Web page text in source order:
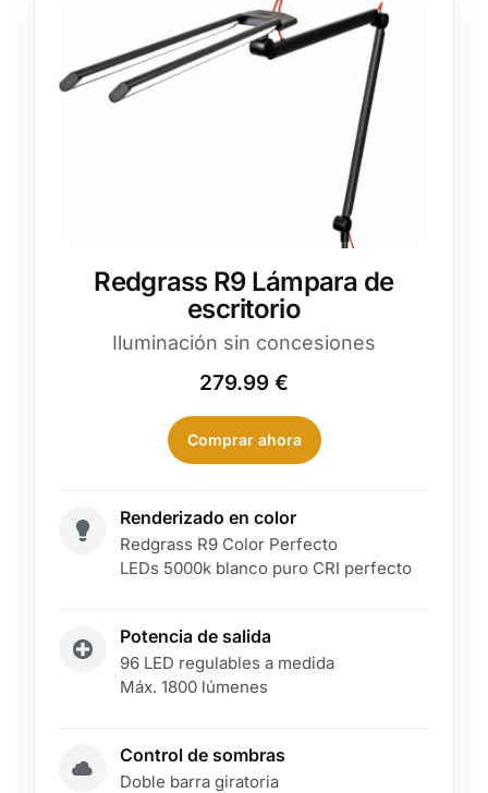
Redgrass R9 Lámpara de
escritorio
Iluminación sin concesiones
279.99 €
Comprar ahora
Renderizado en color
Redgrass R9 Color Perfecto
LEDs 5000k blanco puro CRI perfecto
Potencia de salida
96 LED regulables a medida
Máx. 1800 lúmenes
Control de sombras
Doble barra giratoria